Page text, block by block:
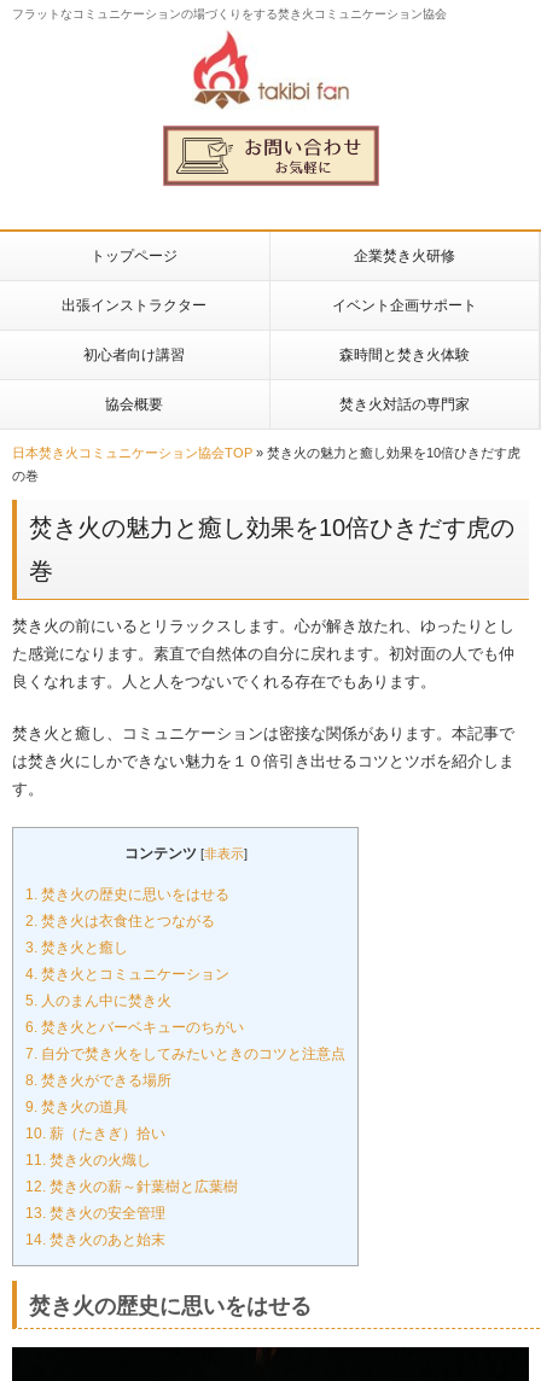
フラットなコミュニケーションの場づくりをする焚き火コミュニケーション協会
トップページ 企業焚き火研修
出張インストラクター イベント企画サポート
初心者向け講習 森時間と焚き火体験
協会概要 焚き火対話の専門家
日本焚き火コミュニケーション協会TOP » 焚き火の魅力と癒し効果を10倍ひきだす虎
の巻
焚き火の魅力と癒し効果を10倍ひきだす虎の
巻
焚き火の前にいるとリラックスします。心が解き放たれ、ゆったりとし
た感覚になります。素直で自然体の自分に戻れます。初対面の人でも仲
良くなれます。人と人をつないでくれる存在でもあります。
焚き火と癒し、コミュニケーションは密接な関係があります。本記事で
は焚き火にしかできない魅力を１０倍引き出せるコツとツボを紹介しま
す。
コンテンツ [非表示]
1. 焚き火の歴史に思いをはせる
2. 焚き火は衣食住とつながる
3. 焚き火と癒し
4. 焚き火とコミュニケーション
5. 人のまん中に焚き火
6. 焚き火とバーベキューのちがい
7. 自分で焚き火をしてみたいときのコツと注意点
8. 焚き火ができる場所
9. 焚き火の道具
10. 薪（たきぎ）拾い
11. 焚き火の火熾し
12. 焚き火の薪～針葉樹と広葉樹
13. 焚き火の安全管理
14. 焚き火のあと始末
焚き火の歴史に思いをはせる